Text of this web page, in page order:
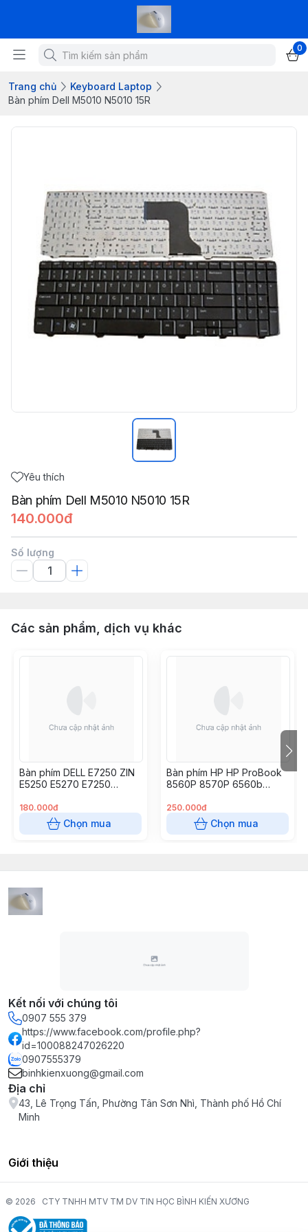
0
Trang chủ
Keyboard Laptop
Bàn phím Dell M5010 N5010 15R
Yêu thích
Bàn phím Dell M5010 N5010 15R
140.000đ
Số lượng
Các sản phẩm, dịch vụ khác
Bàn phím DELL E7250 ZIN
E5250 E5270 E7250
180.000đ
Chọn mua
Bàn phím HP HP ProBook
8560P 8570P 6560b
250.000đ
Chọn mua
Kết nối với chúng tôi
0907 555 379
https://www.facebook.com/profile.php?
id=100088247026220
0907555379
binhkienxuong@gmail.com
Địa chỉ
43, Lê Trọng Tấn, Phường Tân Sơn Nhì, Thành phố Hồ Chí
Minh
Giới thiệu
© 2026 CTY TNHH MTV TM DV TIN HỌC BÌNH KIẾN XƯƠNG